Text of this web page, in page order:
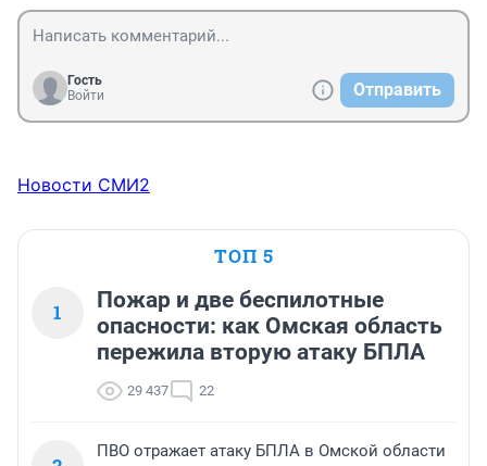
Гость
Войти
Отправить
Новости СМИ2
ТОП 5
1
Пожар и две беспилотные
опасности: как Омская область
пережила вторую атаку БПЛА
29 437 22
ПВО отражает атаку БПЛА в Омской области